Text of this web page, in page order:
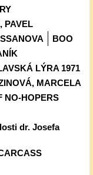
PAVEL
BOO
LÝRA 1971
MARCELA
NO-HOPERS
dr. Josefa